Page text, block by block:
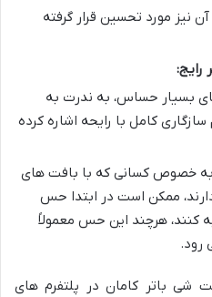
نیز مورد تحسین قرار گرفته
رایج:
بسیار حساس، به ندرت به
کامل با رایحه اشاره کرده
به خصوص کسانی که با بافت های
ممکن است در ابتدا حس
کنند، هرچند این حس معمولاً
رود.
شی باتر کامان در پلتفرم های